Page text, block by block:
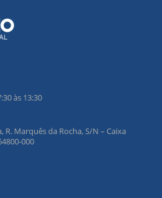
às 13:30
R. Marquês da Rocha, S/N – Caixa
000